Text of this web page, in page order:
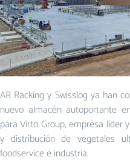
AR Racking y Swisslog ya han
nuevo almacén autoportante
para Virto Group, empresa líder
y distribución de vegetales
foodservice e industria.